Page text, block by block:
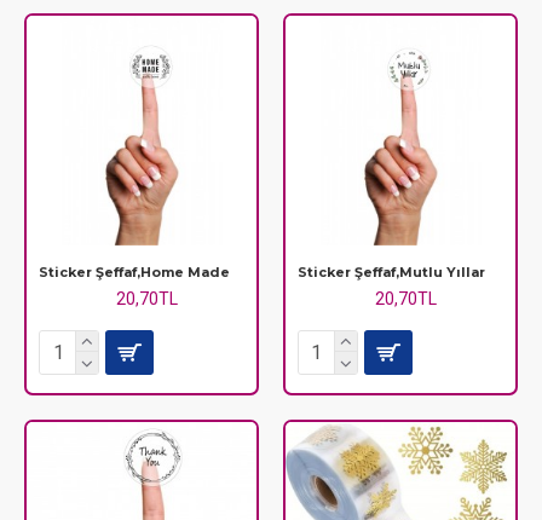
Sticker Şeffaf,Home Made
20,70TL
Sticker Şeffaf,Mutlu Yıllar
20,70TL